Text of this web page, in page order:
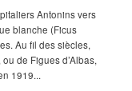
Antonins vers
blanche (Ficus
Au fil des siècles,
de Figues d’Albas,
1919...